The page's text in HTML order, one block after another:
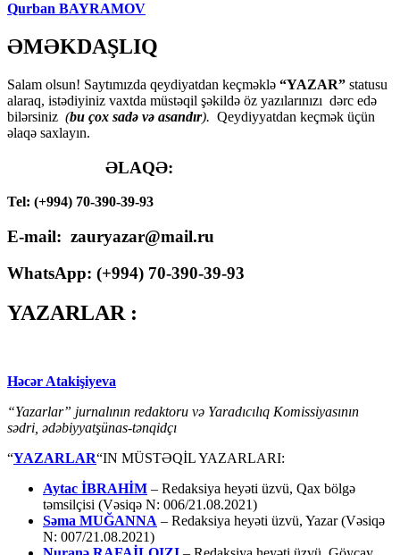
Qurban BAYRAMOV
ƏMƏKDAŞLIQ
Salam olsun! Saytımızda qeydiyatdan keçməklə “YAZAR” statusu
alaraq, istədiyiniz vaxtda müstəqil şəkildə öz yazılarınızı dərc edə
bilərsiniz (bu çox sadə və asandır). Qeydiyyatdan keçmək üçün
əlaqə saxlayın.
ƏLAQƏ:
Tel: (+994) 70-390-39-93
E-mail: zauryazar@mail.ru
WhatsApp: (+994) 70-390-39-93
YAZARLAR :
Həcər Atakişiyeva
“Yazarlar” jurnalının redaktoru və Yaradıcılıq Komissiyasının
sədri, ədəbiyyatşünas-tənqidçı
“YAZARLAR“IN MÜSTƏQİL YAZARLARI:
Aytac İBRAHİM – Redaksiya heyəti üzvü, Qax bölgə
təmsilçisi (Vəsiqə N: 006/21.08.2021)
Səma MUĞANNA – Redaksiya heyəti üzvü, Yazar (Vəsiqə
N: 007/21.08.2021)